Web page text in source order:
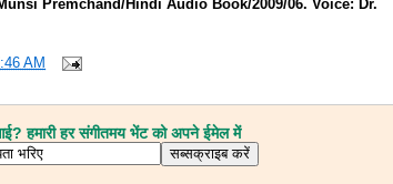
Premchand/Hindi Audio Book/2009/06. Voice: Dr.
AM
हमारी हर संगीतमय भेंट को अपने ईमेल में